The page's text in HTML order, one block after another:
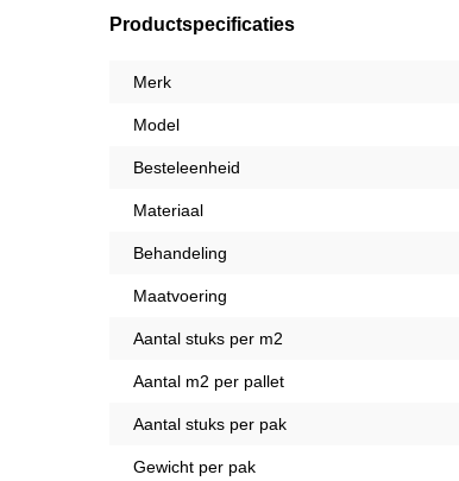
Productspecificaties
Merk
Model
Besteleenheid
Materiaal
Behandeling
Maatvoering
Aantal stuks per m2
Aantal m2 per pallet
Aantal stuks per pak
Gewicht per pak